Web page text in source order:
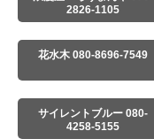
2826-1105
花水木 080-8696-7549
サイレントブルー 080-
4258-5155